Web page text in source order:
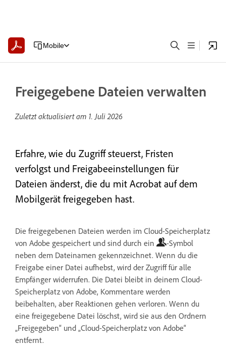
Mobile
Freigegebene Dateien verwalten
Zuletzt aktualisiert am 1. Juli 2026
Erfahre, wie du Zugriff steuerst, Fristen
verfolgst und Freigabeeinstellungen für
Dateien änderst, die du mit Acrobat auf dem
Mobilgerät freigegeben hast.
Die freigegebenen Dateien werden im Cloud-Speicherplatz
von Adobe gespeichert und sind durch ein
-Symbol
neben dem Dateinamen gekennzeichnet. Wenn du die
Freigabe einer Datei aufhebst, wird der Zugriff für alle
Empfänger widerrufen. Die Datei bleibt in deinem Cloud-
Speicherplatz von Adobe, Kommentare werden
beibehalten, aber Reaktionen gehen verloren. Wenn du
eine freigegebene Datei löschst, wird sie aus den Ordnern
„Freigegeben“ und „Cloud-Speicherplatz von Adobe“
entfernt.